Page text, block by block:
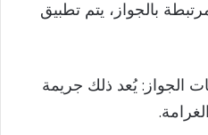
بالجواز، يتم تطبيق
الجواز: يُعد ذلك جريمة